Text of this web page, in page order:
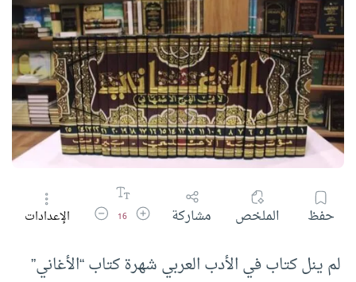
حفظ الملخص مشاركة زيادة حجم الخط
16 تقليل حجم الخط
الإعدادات
لم ينل كتاب في الأدب العربي شهرة كتاب “الأغاني”